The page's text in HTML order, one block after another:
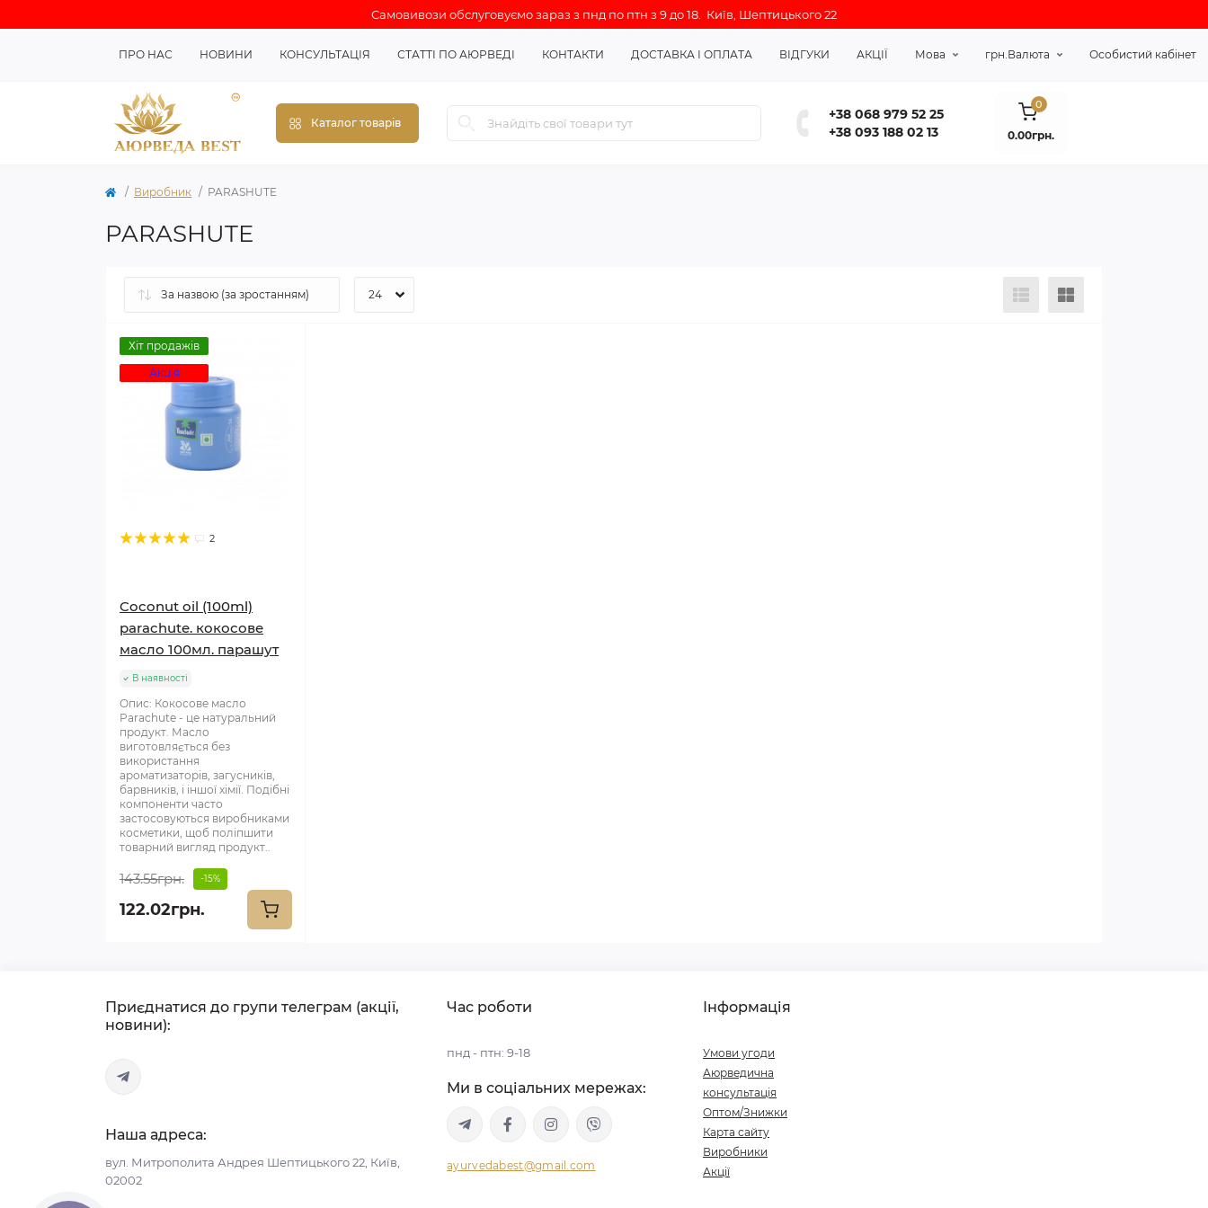
Самовивози обслуговуємо зараз з пнд по птн з 9 до 18. Київ, Шептицького 22
ПРО НАС НОВИНИ КОНСУЛЬТАЦІЯ СТАТТІ ПО АЮРВЕДІ КОНТАКТИ ДОСТАВКА І ОПЛАТА ВІДГУКИ АКЦІЇ Мова грн.Валюта Особистий кабінет
Каталог товарів
+38 068 979 52 25
+38 093 188 02 13
0
0.00грн.
Виробник PARASHUTE
PARASHUTE
Хіт продажів
Акція
2
Coconut oil (100ml)
parachute. кокосове
масло 100мл. парашут
В наявності
Опис: Кокосове масло
Parachute - це натуральний
продукт. Масло
виготовляється без
використання
ароматизаторів, загусників,
барвників, і іншої хімії. Подібні
компоненти часто
застосовуються виробниками
косметики, щоб поліпшити
товарний вигляд продукт..
143.55грн. -15%
122.02грн.
Приєднатися до групи телеграм (акції,
новини):
Наша адреса:
вул. Митрополита Андрея Шептицького 22, Київ,
02002
Час роботи
пнд - птн: 9-18
Ми в соціальних мережах:
ayurvedabest@gmail.com
Інформація
Умови угоди
Аюрведична
консультація
Оптом/Знижки
Карта сайту
Виробники
Акції